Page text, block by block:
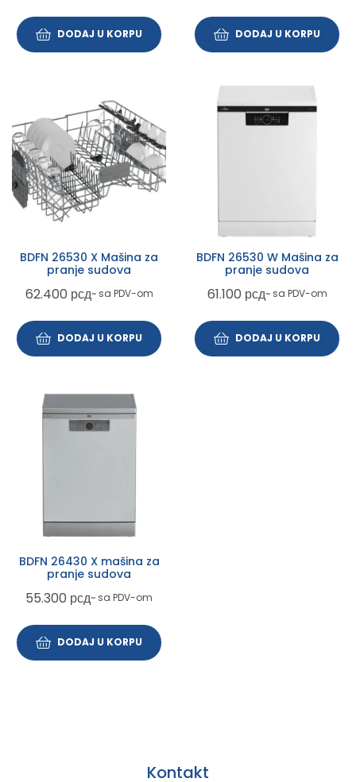
DODAJ U KORPU DODAJ U KORPU
BDFN 26530 X Mašina za
pranje sudova
62.400 рсд~ sa PDV-om
DODAJ U KORPU
BDFN 26530 W Mašina za
pranje sudova
61.100 рсд~ sa PDV-om
DODAJ U KORPU
BDFN 26430 X mašina za
pranje sudova
55.300 рсд~ sa PDV-om
DODAJ U KORPU
Kontakt